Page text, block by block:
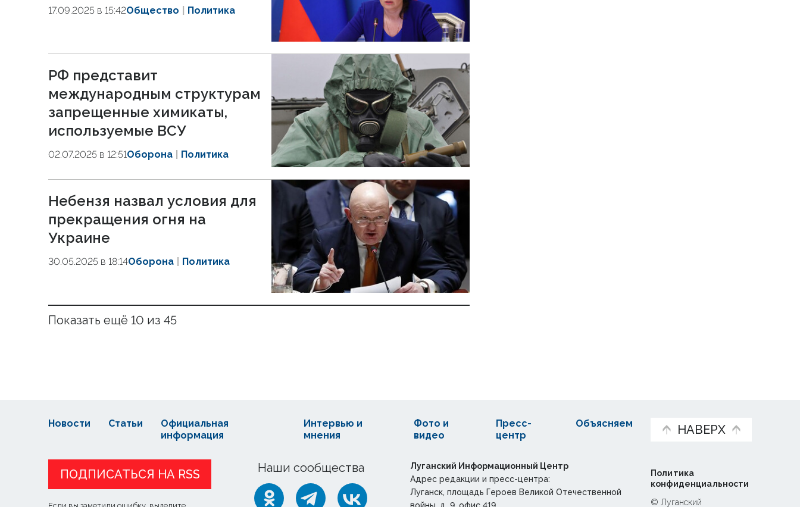
17.09.2025 в 15:42Общество Политика
РФ представит
международным структурам
запрещенные химикаты,
используемые ВСУ
02.07.2025 в 12:51Оборона Политика
Небензя назвал условия для
прекращения огня на
Украине
30.05.2025 в 18:14Оборона Политика
Показать ещё 10 из 45
НАВЕРХ
Наши сообщества
ПОДПИСАТЬСЯ НА RSS
Новости Статьи
Официальная
информация
Интервью и
мнения
Фото и
видео
Пресс-
центр
Объясняем
Политика
конфиденциальности
Луганский Информационный Центр
Адрес редакции и пресс-центра:
Луганск, площадь Героев Великой Отечественной
© Луганский